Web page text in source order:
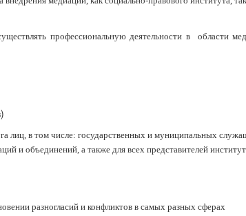
профессиональную деятельности в области
лиц, в том числе: государственных и муниципальных
и объединений, а также для всех представителей
разногласий и конфликтов в самых разных сферах